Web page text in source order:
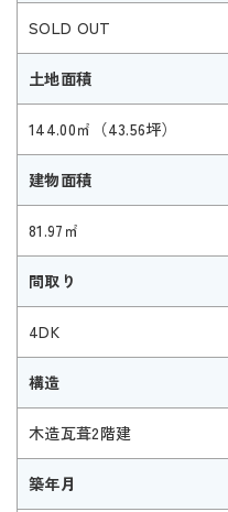
SOLD OUT
土地面積
144.00㎡（43.56坪）
建物面積
81.97㎡
間取り
4DK
構造
木造瓦葺2階建
築年月